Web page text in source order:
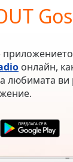
онлайн,
любимата